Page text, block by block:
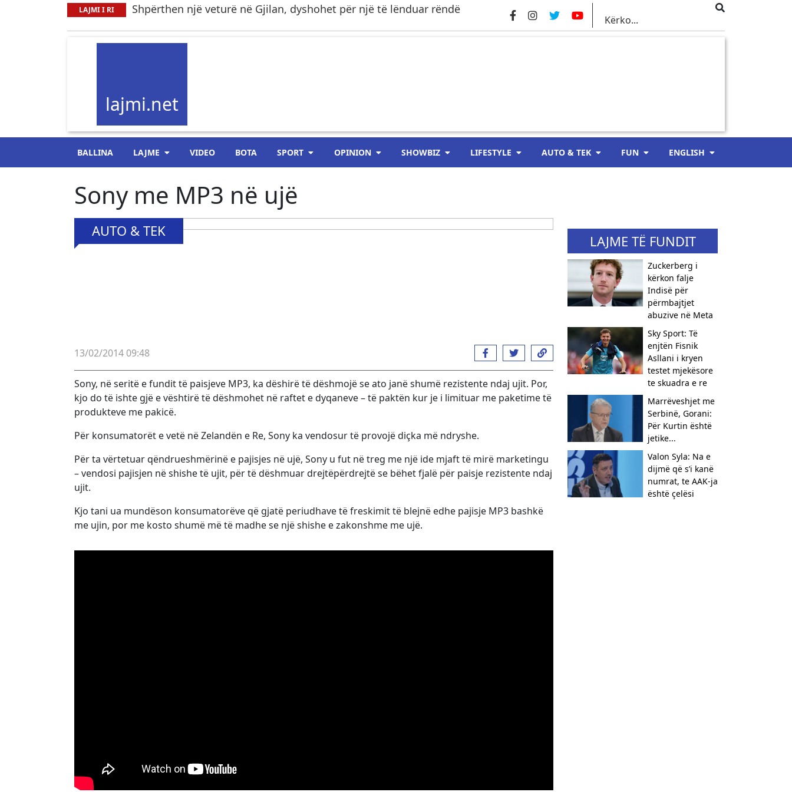
LAJMI I RI Shpërthen një veturë në Gjilan, dyshohet për një të lënduar rëndë
lajmi.net
BALLINA LAJME VIDEO BOTA SPORT OPINION SHOWBIZ LIFESTYLE AUTO & TEK FUN ENGLISH
Sony me MP3 në ujë
AUTO & TEK
13/02/2014 09:48
Sony, në seritë e fundit të paisjeve MP3, ka dëshirë të dëshmojë se ato janë shumë rezistente ndaj ujit. Por,
kjo do të ishte gjë e vështirë të dëshmohet në raftet e dyqaneve – të paktën kur je i limituar me paketime të
produkteve me pakicë.
Për konsumatorët e vetë në Zelandën e Re, Sony ka vendosur të provojë diçka më ndryshe.
Për ta vërtetuar qëndrueshmërinë e pajisjes në ujë, Sony u fut në treg me një ide mjaft të mirë marketingu
– vendosi pajisjen në shishe të ujit, për të dëshmuar drejtëpërdrejtë se bëhet fjalë për paisje rezistente ndaj
ujit.
Kjo tani ua mundëson konsumatorëve që gjatë periudhave të freskimit të blejnë edhe pajisje MP3 bashkë
me ujin, por me kosto shumë më të madhe se një shishe e zakonshme me ujë.
LAJME TË FUNDIT
Zuckerberg i
kërkon falje
Indisë për
përmbajtjet
abuzive në Meta
Sky Sport: Të
enjtën Fisnik
Asllani i kryen
testet mjekësore
te skuadra e re
Marrëveshjet me
Serbinë, Gorani:
Për Kurtin është
jetike...
Valon Syla: Na e
dijmë që s’i kanë
numrat, te AAK-ja
është çelësi